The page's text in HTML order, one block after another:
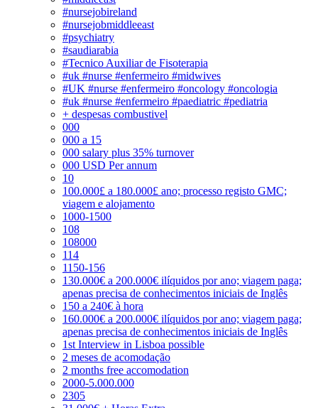
#nursejobireland
#nursejobmiddleeast
#psychiatry
#saudiarabia
#Tecnico Auxiliar de Fisoterapia
#uk #nurse #enfermeiro #midwives
#UK #nurse #enfermeiro #oncology #oncologia
#uk #nurse #enfermeiro #paediatric #pediatria
+ despesas combustivel
000
000 a 15
000 salary plus 35% turnover
000 USD Per annum
10
100.000£ a 180.000£ ano; processo registo GMC;
viagem e alojamento
1000-1500
108
108000
114
1150-156
130.000€ a 200.000€ ilíquidos por ano; viagem paga;
apenas precisa de conhecimentos iniciais de Inglês
150 a 240€ à hora
160.000€ a 200.000€ ilíquidos por ano; viagem paga;
apenas precisa de conhecimentos iniciais de Inglês
1st Interview in Lisboa possible
2 meses de acomodação
2 months free accomodation
2000-5.000.000
2305